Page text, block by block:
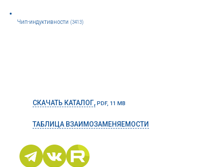
Чип-индуктивности (3413)
СКАЧАТЬ КАТАЛОГ, PDF, 11 MB
ТАБЛИЦА ВЗАИМОЗАМЕНЯЕМОСТИ